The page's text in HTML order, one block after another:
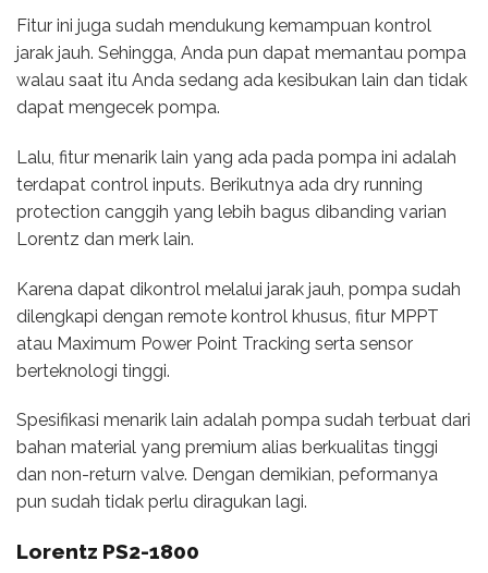
Fitur ini juga sudah mendukung kemampuan kontrol
jarak jauh. Sehingga, Anda pun dapat memantau pompa
walau saat itu Anda sedang ada kesibukan lain dan tidak
dapat mengecek pompa.
Lalu, fitur menarik lain yang ada pada pompa ini adalah
terdapat control inputs. Berikutnya ada dry running
protection canggih yang lebih bagus dibanding varian
Lorentz dan merk lain.
Karena dapat dikontrol melalui jarak jauh, pompa sudah
dilengkapi dengan remote kontrol khusus, fitur MPPT
atau Maximum Power Point Tracking serta sensor
berteknologi tinggi.
Spesifikasi menarik lain adalah pompa sudah terbuat dari
bahan material yang premium alias berkualitas tinggi
dan non-return valve. Dengan demikian, peformanya
pun sudah tidak perlu diragukan lagi.
Lorentz PS2-1800